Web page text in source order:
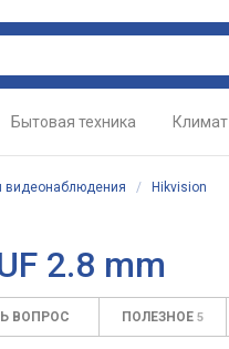
Бытовая техника Климат
видеонаблюдения / Hikvision
2.8 mm
ВОПРОС ПОЛЕЗНОЕ 5